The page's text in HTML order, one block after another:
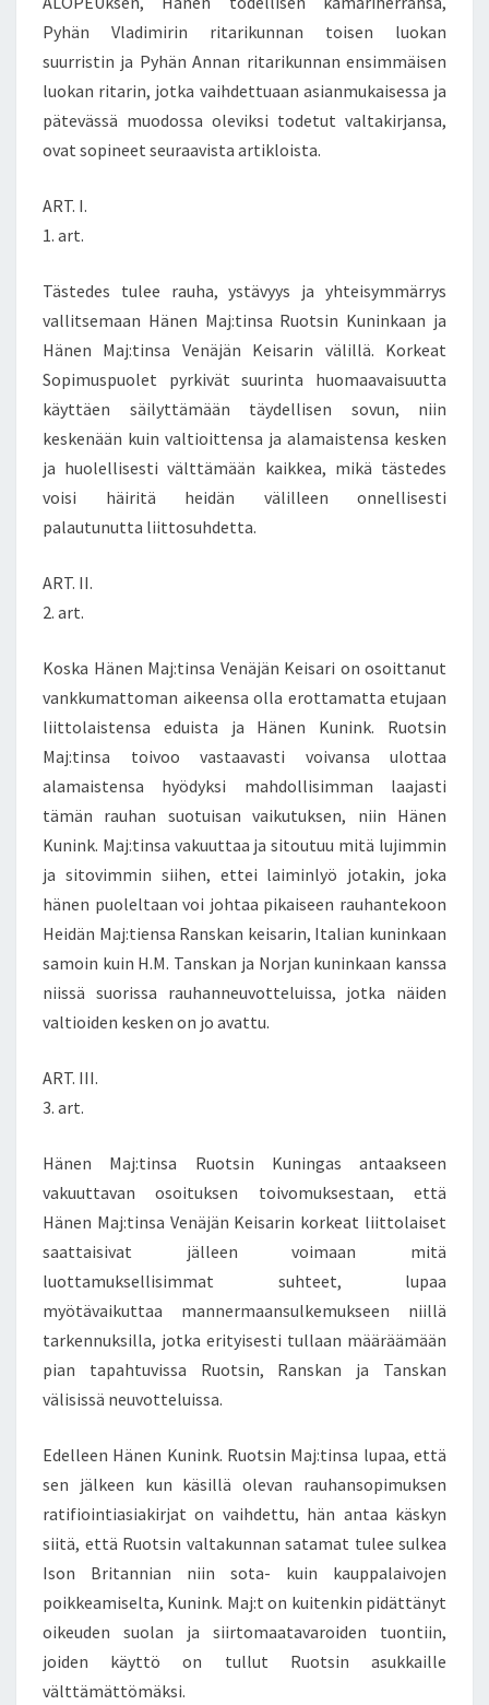
Pyhän Vladimirin ritarikunnan toisen luokan
suurristin ja Pyhän Annan ritarikunnan ensimmäisen
luokan ritarin, jotka vaihdettuaan asianmukaisessa ja
pätevässä muodossa oleviksi todetut valtakirjansa,
ovat sopineet seuraavista artikloista.
ART. I.
1. art.
Tästedes tulee rauha, ystävyys ja yhteisymmärrys
vallitsemaan Hänen Maj:tinsa Ruotsin Kuninkaan ja
Hänen Maj:tinsa Venäjän Keisarin välillä. Korkeat
Sopimuspuolet pyrkivät suurinta huomaavaisuutta
käyttäen säilyttämään täydellisen sovun, niin
keskenään kuin valtioittensa ja alamaistensa kesken
ja huolellisesti välttämään kaikkea, mikä tästedes
voisi häiritä heidän välilleen onnellisesti
palautunutta liittosuhdetta.
ART. II.
2. art.
Koska Hänen Maj:tinsa Venäjän Keisari on osoittanut
vankkumattoman aikeensa olla erottamatta etujaan
liittolaistensa eduista ja Hänen Kunink. Ruotsin
Maj:tinsa toivoo vastaavasti voivansa ulottaa
alamaistensa hyödyksi mahdollisimman laajasti
tämän rauhan suotuisan vaikutuksen, niin Hänen
Kunink. Maj:tinsa vakuuttaa ja sitoutuu mitä lujimmin
ja sitovimmin siihen, ettei laiminlyö jotakin, joka
hänen puoleltaan voi johtaa pikaiseen rauhantekoon
Heidän Maj:tiensa Ranskan keisarin, Italian kuninkaan
samoin kuin H.M. Tanskan ja Norjan kuninkaan kanssa
niissä suorissa rauhanneuvotteluissa, jotka näiden
valtioiden kesken on jo avattu.
ART. III.
3. art.
Hänen Maj:tinsa Ruotsin Kuningas antaakseen
vakuuttavan osoituksen toivomuksestaan, että
Hänen Maj:tinsa Venäjän Keisarin korkeat liittolaiset
saattaisivat jälleen voimaan mitä
luottamuksellisimmat suhteet, lupaa
myötävaikuttaa mannermaansulkemukseen niillä
tarkennuksilla, jotka erityisesti tullaan määräämään
pian tapahtuvissa Ruotsin, Ranskan ja Tanskan
välisissä neuvotteluissa.
Edelleen Hänen Kunink. Ruotsin Maj:tinsa lupaa, että
sen jälkeen kun käsillä olevan rauhansopimuksen
ratifiointiasiakirjat on vaihdettu, hän antaa käskyn
siitä, että Ruotsin valtakunnan satamat tulee sulkea
Ison Britannian niin sota- kuin kauppalaivojen
poikkeamiselta, Kunink. Maj:t on kuitenkin pidättänyt
oikeuden suolan ja siirtomaatavaroiden tuontiin,
joiden käyttö on tullut Ruotsin asukkaille
välttämättömäksi.